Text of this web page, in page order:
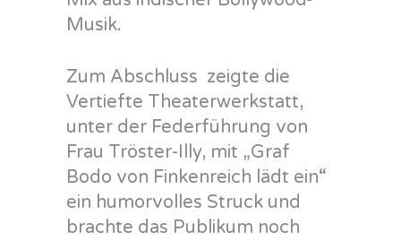
Musik.
Zum Abschluss zeigte die
Vertiefte Theaterwerkstatt,
unter der Federführung von
Frau Tröster-Illy, mit „Graf
Bodo von Finkenreich lädt ein“
ein humorvolles Struck und
brachte das Publikum noch